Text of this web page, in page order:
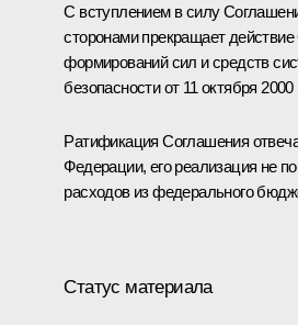
С вступлением в силу
сторонами прекращает
формирований сил и средств
безопасности от 11 октября 2000
Ратификация Соглашения
Федерации, его реализация не
расходов из федерального
Статус материала